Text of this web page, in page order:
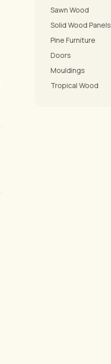
Sawn Wood
Solid Wood Panels
Pine Furniture
Doors
Mouldings
Tropical Wood